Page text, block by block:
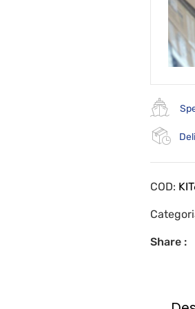
COD:
Share :